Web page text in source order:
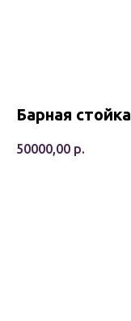
Барная стойка
50000,00 р.